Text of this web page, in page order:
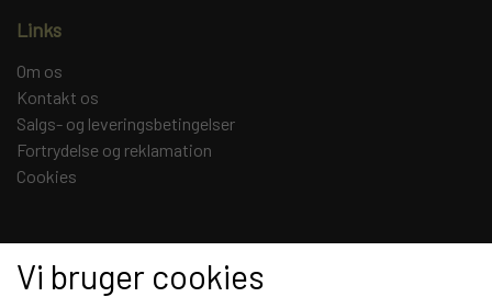
Links
Om os
Kontakt os
Salgs- og leveringsbetingelser
Fortrydelse og reklamation
Cookies
Vi bruger cookies